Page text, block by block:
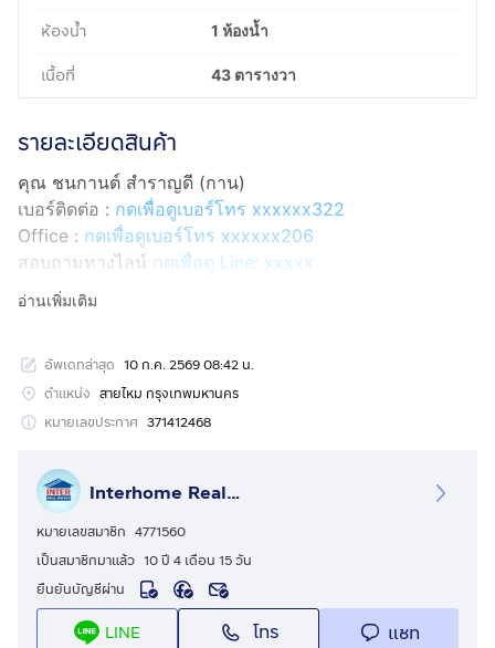
ห้องน้ำ 1 ห้องน้ำ
เนื้อที่ 43 ตารางวา
รายละเอียดสินค้า
คุณ ชนกานต์ สำราญดี (กาน)
เบอร์ติดต่อ : กดเพื่อดูเบอร์โทร xxxxxx322
Office : กดเพื่อดูเบอร์โทร xxxxxx206
สอบถามทางไลน์ กดเพื่อดู Line: xxxxx
Line ID: @interhome
ขนาด 43 ตร.ว.
ที่ตั้ง : หมู่บ้านอัมรินทร์นิเวศน์3 ผัง 1 ถ.พหลโยธิน เขต
รายละเอียด
ใกล้สนามบินดอนเมือง ตลาด เอซี สายไหม บิ๊กซีสายไหม
หมู่บ้านอัมรินทร์นิเวศน์ 3 ผัง 1 ขายบ้านเดี่ยว 2 ชั้น
ขายบ้านเดี่ยว 2 ชั้น ซอยสายไหม13 ถนนพหลโยธิน ถนน
อ่านเพิ่มเติม
อัพเดทล่าสุด 10 ก.ค. 2569 08:42 น.
ตำแหน่ง สายไหม กรุงเทพมหานคร
หมายเลขประกาศ 371412468
Interhome Realty Estate
หมายเลขสมาชิก 4771560
เป็นสมาชิกมาแล้ว 10 ปี 4 เดือน 15 วัน
ยืนยันบัญชีผ่าน
LINE โทร แชท